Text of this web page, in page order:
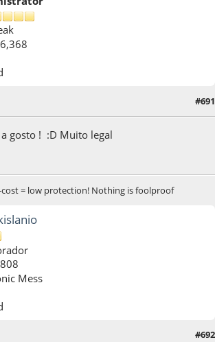
#691
gosto ! :D Muito legal
= low protection! Nothing is foolproof
Mess
#692